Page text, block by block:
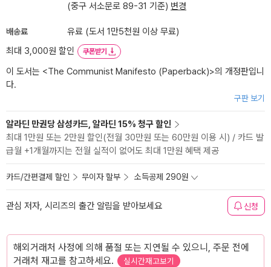
(중구 서소문로 89-31 기준) 변경
배송료
유료 (도서 1만5천원 이상 무료)
최대 3,000원 할인
쿠폰받기
이 도서는 <The Communist Manifesto (Paperback)>의 개정판입니
다.
구판 보기
알라딘 만권당 삼성카드, 알라딘 15% 청구 할인
최대 1만원 또는 2만원 할인(전월 30만원 또는 60만원 이용 시) / 카드 발
급월 +1개월까지는 전월 실적이 없어도 최대 1만원 혜택 제공
카드/간편결제 할인 무이자 할부 소득공제 290원
관심 저자, 시리즈의 출간 알림을 받아보세요 신청
해외거래처 사정에 의해 품절 또는 지연될 수 있으니, 주문 전에
거래처 재고를 참고하세요.
실시간재고보기